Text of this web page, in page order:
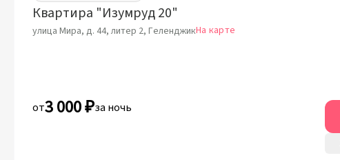
Квартира "Изумруд 20"
улица Мира, д. 44, литер 2, ГеленджикНа карте
от3 000 ₽за ночь